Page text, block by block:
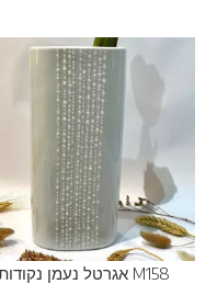
M158 אגרטל נעמן נקודות